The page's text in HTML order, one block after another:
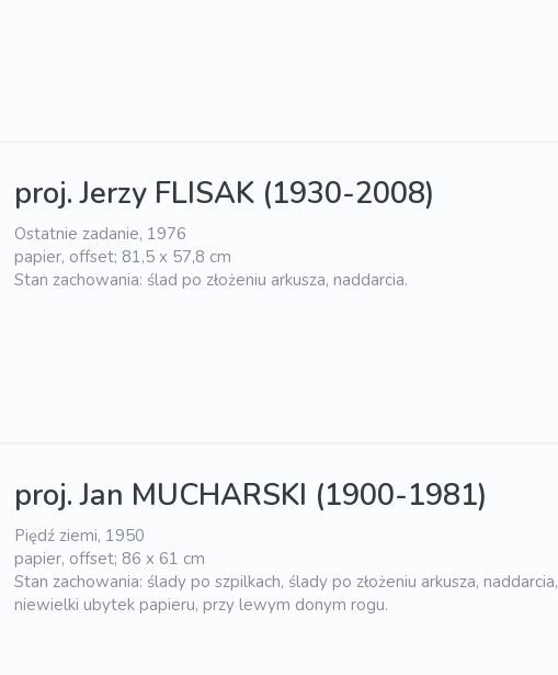
proj. Jerzy FLISAK (1930-2008)
Ostatnie zadanie, 1976
papier, offset; 81,5 x 57,8 cm
Stan zachowania: ślad po złożeniu arkusza, naddarcia.
proj. Jan MUCHARSKI (1900-1981)
Piędź ziemi, 1950
papier, offset; 86 x 61 cm
Stan zachowania: ślady po szpilkach, ślady po złożeniu arkusza, naddarcia,
niewielki ubytek papieru, przy lewym donym rogu.